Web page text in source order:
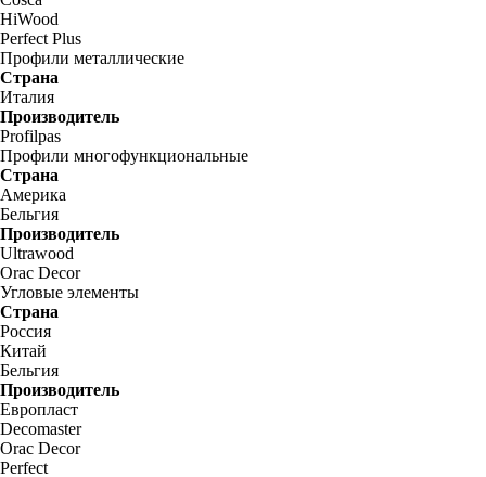
HiWood
Perfect Plus
Профили металлические
Страна
Италия
Производитель
Profilpas
Профили многофункциональные
Страна
Америка
Бельгия
Производитель
Ultrawood
Orac Decor
Угловые элементы
Страна
Россия
Китай
Бельгия
Производитель
Европласт
Decomaster
Orac Decor
Perfect